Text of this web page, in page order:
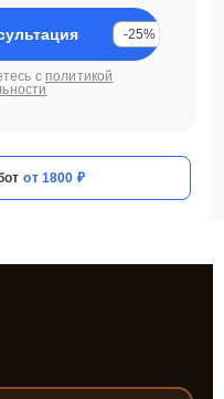
-25%
с политикой
от 1800 ₽